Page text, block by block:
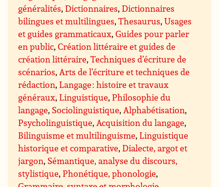
généralités,Dictionnaires,Dictionnaires
bilingues et multilingues,Thesaurus,Usages
et guides grammaticaux,Guides pour parler
en public,Création littéraire et guides de
création littéraire,Techniques d’écriture de
scénarios,Arts de l’écriture et techniques de
rédaction,Langage : histoire et travaux
généraux,Linguistique,Philosophie du
langage, Sociolinguistique,Alphabétisation,
Psycholinguistique,Acquisition du langage,
Bilinguisme et multilinguisme,Linguistique
historique et comparative,Dialecte, argot et
jargon, Sémantique, analyse du discours,
stylistique,Phonétique, phonologie,